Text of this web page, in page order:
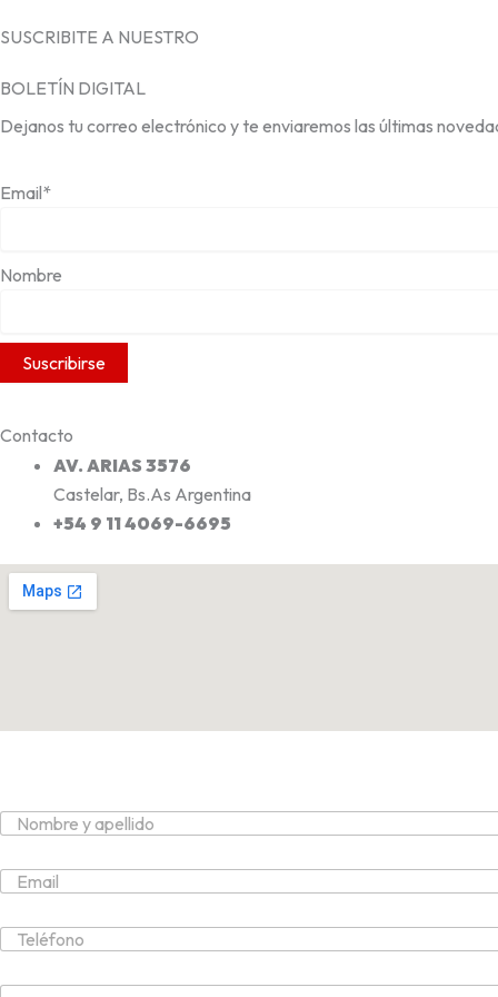
SUSCRIBITE A NUESTRO
BOLETÍN DIGITAL
Dejanos tu correo electrónico y te enviaremos las últimas
Email*
Nombre
Contacto
AV. ARIAS 3576
Castelar, Bs.As Argentina
+54 9 11 4069-6695